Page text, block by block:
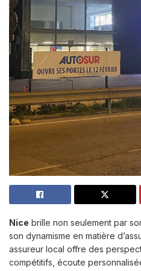
Nice brille non seulement par
son dynamisme en matière
assureur local offre des
compétitifs, écoute